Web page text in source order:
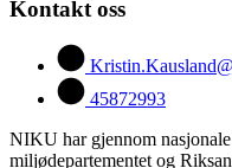
Kontakt oss
45872993
NIKU har gjennom
miljødepartementet og